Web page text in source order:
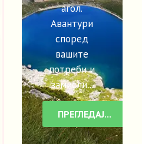
агол.
Авантури
според
вашите
потреби и
замисли...
ПРЕГЛЕДАЈ...